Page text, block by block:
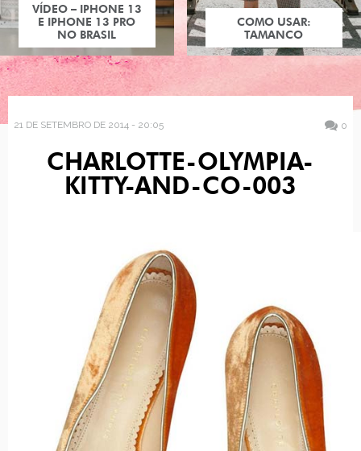
VÍDEO – IPHONE 13
E IPHONE 13 PRO
NO BRASIL
COMO USAR:
TAMANCO
21 DE SETEMBRO DE 2014 - 20:05 0
CHARLOTTE-OLYMPIA-
KITTY-AND-CO-003